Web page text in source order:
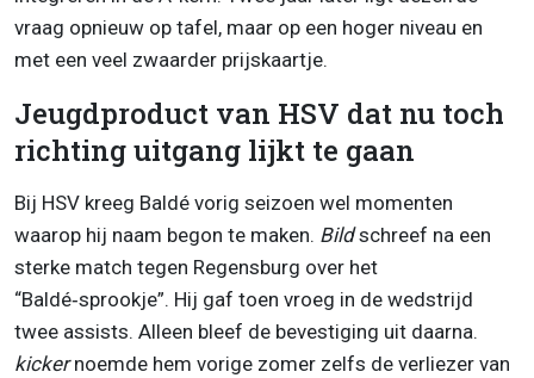
vraag opnieuw op tafel, maar op een hoger niveau en
met een veel zwaarder prijskaartje.
Jeugdproduct van HSV dat nu toch
richting uitgang lijkt te gaan
Bij HSV kreeg Baldé vorig seizoen wel momenten
waarop hij naam begon te maken. Bildschreef na een
sterke match tegen Regensburg over het
“Baldé‑sprookje”. Hij gaf toen vroeg in de wedstrijd
twee assists. Alleen bleef de bevestiging uit daarna.
kickernoemde hem vorige zomer zelfs de verliezer van